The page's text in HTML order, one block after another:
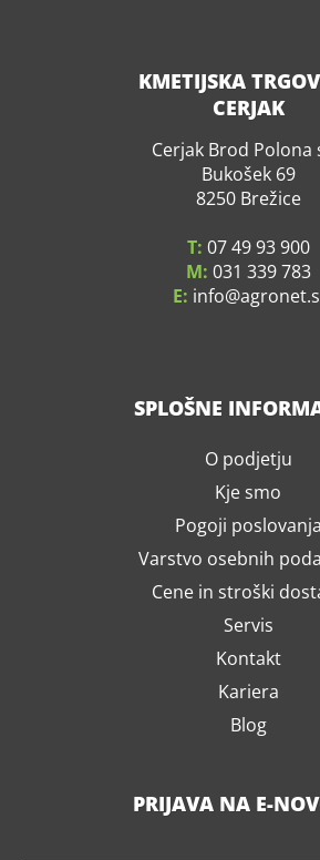
KMETIJSKA
CERJAK
Cerjak Brod Polona
Bukošek 69
8250 Brežice
T: 07 49 93 900
M: 031 339 783
E: info
SPLOŠNE
O podjetju
Kje smo
Pogoji poslovanja
Varstvo osebnih
Cene in stroški
Servis
Kontakt
Kariera
Blog
PRIJAVA NA E-